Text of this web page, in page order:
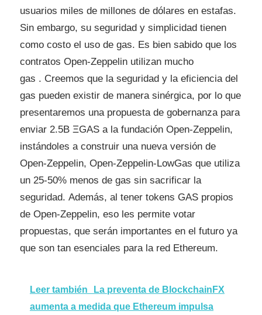
usuarios miles de millones de dólares en estafas.
Sin embargo, su seguridad y simplicidad tienen
como costo el uso de gas. Es bien sabido que los
contratos Open-Zeppelin utilizan mucho
gas . Creemos que la seguridad y la eficiencia del
gas pueden existir de manera sinérgica, por lo que
presentaremos una propuesta de gobernanza para
enviar 2.5B ΞGAS a la fundación Open-Zeppelin,
instándoles a construir una nueva versión de
Open-Zeppelin, Open-Zeppelin-LowGas que utiliza
un 25-50% menos de gas sin sacrificar la
seguridad. Además, al tener tokens GAS propios
de Open-Zeppelin, eso les permite votar
propuestas, que serán importantes en el futuro ya
que son tan esenciales para la red Ethereum.
Leer también
La preventa de BlockchainFX
aumenta a medida que Ethereum impulsa